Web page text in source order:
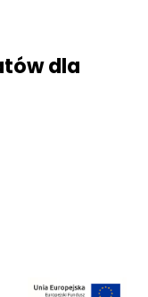
dla